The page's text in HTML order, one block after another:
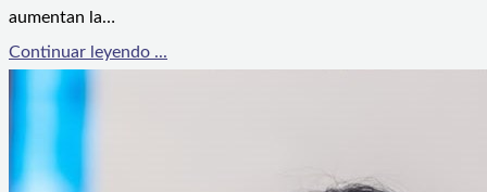
aumentan la…
Continuar leyendo ...